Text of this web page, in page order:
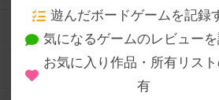
遊んだボードゲームを記録
気になるゲームのレビュー
お気に入り作品・所有リス
有
ボードゲーム会情報
メカニクス特集